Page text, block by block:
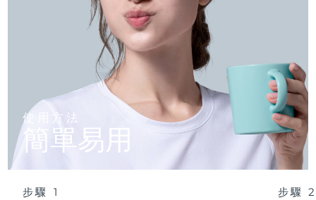
使用方法
簡單易用
步驟 1 步驟